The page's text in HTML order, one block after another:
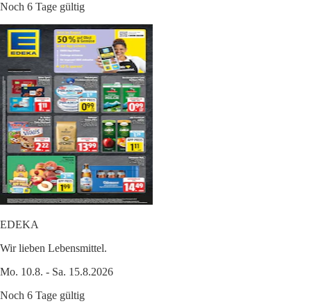
Noch 6 Tage gültig
EDEKA
Wir lieben Lebensmittel.
Mo. 10.8. - Sa. 15.8.2026
Noch 6 Tage gültig